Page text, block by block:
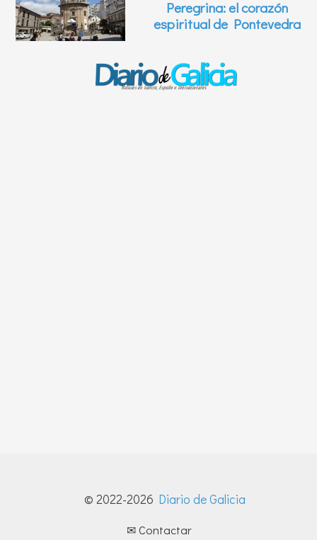
© 2022-2026 Diario de Galicia
✉ Contactar